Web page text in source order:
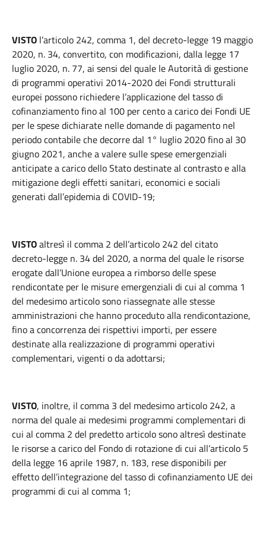
VISTO l’articolo 242, comma 1, del decreto-legge 19 maggio
2020, n. 34, convertito, con modificazioni, dalla legge 17
luglio 2020, n. 77, ai sensi del quale le Autorità di gestione
di programmi operativi 2014-2020 dei Fondi strutturali
europei possono richiedere l’applicazione del tasso di
cofinanziamento fino al 100 per cento a carico dei Fondi UE
per le spese dichiarate nelle domande di pagamento nel
periodo contabile che decorre dal 1° luglio 2020 fino al 30
giugno 2021, anche a valere sulle spese emergenziali
anticipate a carico dello Stato destinate al contrasto e alla
mitigazione degli effetti sanitari, economici e sociali
generati dall’epidemia di COVID-19;
VISTOaltresì il comma 2 dell’articolo 242 del citato
decreto-legge n. 34 del 2020, a norma del quale le risorse
erogate dall’Unione europea a rimborso delle spese
rendicontate per le misure emergenziali di cui al comma 1
del medesimo articolo sono riassegnate alle stesse
amministrazioni che hanno proceduto alla rendicontazione,
fino a concorrenza dei rispettivi importi, per essere
destinate alla realizzazione di programmi operativi
complementari, vigenti o da adottarsi;
VISTO, inoltre, il comma 3 del medesimo articolo 242, a
norma del quale ai medesimi programmi complementari di
cui al comma 2 del predetto articolo sono altresì destinate
le risorse a carico del Fondo di rotazione di cui all’articolo 5
della legge 16 aprile 1987, n. 183, rese disponibili per
effetto dell’integrazione del tasso di cofinanziamento UE dei
programmi di cui al comma 1;